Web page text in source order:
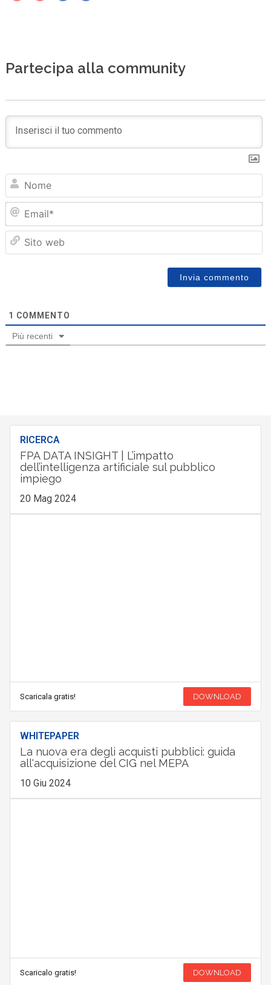
Partecipa alla community
1 COMMENTO
Più recenti
RICERCA
FPA DATA INSIGHT | L’impatto
dell’intelligenza artificiale sul pubblico
impiego
20 Mag 2024
Scaricala gratis! DOWNLOAD
WHITEPAPER
La nuova era degli acquisti pubblici: guida
all'acquisizione del CIG nel MEPA
10 Giu 2024
Scaricalo gratis! DOWNLOAD